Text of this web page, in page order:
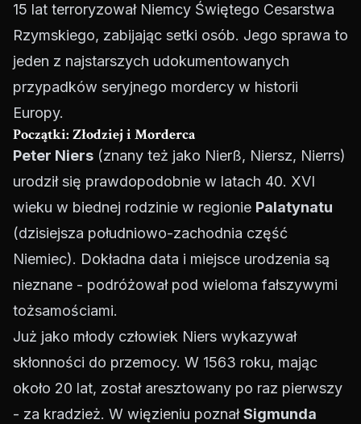
15 lat terroryzował Niemcy Świętego Cesarstwa
Rzymskiego, zabijając setki osób. Jego sprawa to
jeden z najstarszych udokumentowanych
przypadków seryjnego mordercy w historii
Europy.
Początki: Złodziej i Morderca
Peter Niers (znany też jako Nierß, Niersz, Nierrs)
urodził się prawdopodobnie w latach 40. XVI
wieku w biednej rodzinie w regionie Palatynatu
(dzisiejsza południowo-zachodnia część
Niemiec). Dokładna data i miejsce urodzenia są
nieznane - podróżował pod wieloma fałszywymi
tożsamościami.
Już jako młody człowiek Niers wykazywał
skłonności do przemocy. W 1563 roku, mając
około 20 lat, został aresztowany po raz pierwszy
- za kradzież. W więzieniu poznałSigmunda